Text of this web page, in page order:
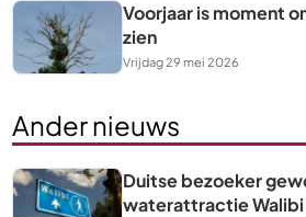
Voorjaar is moment
zien
Vrijdag 29 mei 2026
Ander nieuws
Duitse bezoeker
waterattractie Walibi